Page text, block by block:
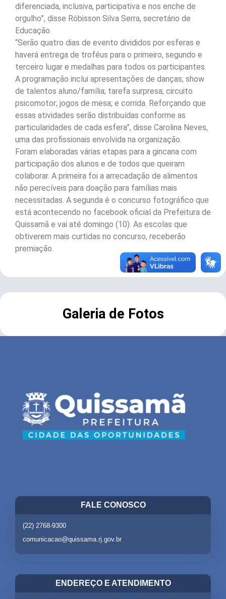
diferenciada, inclusiva, participativa e nos enche de
orgulho”, disse Róbisson Silva Serra, secretário de
Educação.
“Serão quatro dias de evento divididos por esferas e
haverá entrega de troféus para o primeiro, segundo e
terceiro lugar e medalhas para todos os participantes.
A programação inclui apresentações de danças; show
de talentos aluno/família; tarefa surpresa; circuito
psicomotor; jogos de mesa; e corrida. Reforçando que
essas atividades serão distribuídas conforme as
particularidades de cada esfera”, disse Carolina Neves,
uma das profissionais envolvida na organização.
Foram elaboradas várias etapas para a gincana com
participação dos alunos e de todos que queiram
colaborar. A primeira foi a arrecadação de alimentos
não perecíveis para doação para famílias mais
necessitadas. A segunda é o concurso fotográfico que
está acontecendo no facebook oficial da Prefeitura de
Quissamã e vai até domingo (10). As escolas que
obtiverem mais curtidas no concurso, receberão
premiação.
Galeria de Fotos
FALE CONOSCO
(22) 2768-9300
comunicacao@quissama.rj.gov.br
ENDEREÇO E ATENDIMENTO